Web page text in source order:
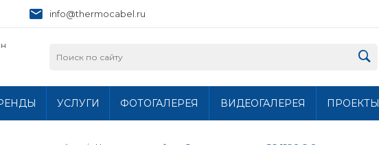
info@thermocabel.ru
УСЛУГИ ФОТОГАЛЕРЕЯ ВИДЕОГАЛЕРЕЯ ПРОЕКТЫ